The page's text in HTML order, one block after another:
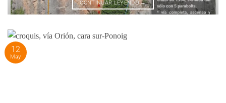
CONTINUAR LEYENDO→
12
May